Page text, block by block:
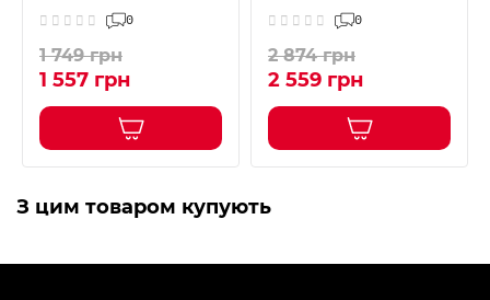
0
1 749 грн
1 557 грн
0
2 874 грн
2 559 грн
З цим товаром купують